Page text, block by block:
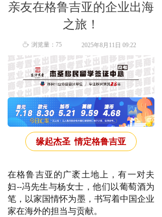
亲友在格鲁吉亚的企业出海
之旅！
缘起杰圣 情定格鲁吉亚
在格鲁吉亚的广袤土地上，有一对夫
妇--冯先生与杨女士，他们以葡萄酒为
笔，以家国情怀为墨，书写着中国企业
家在海外的担当与贡献。
2025年8月11日 09:22
ꄘ 浏览量： 75